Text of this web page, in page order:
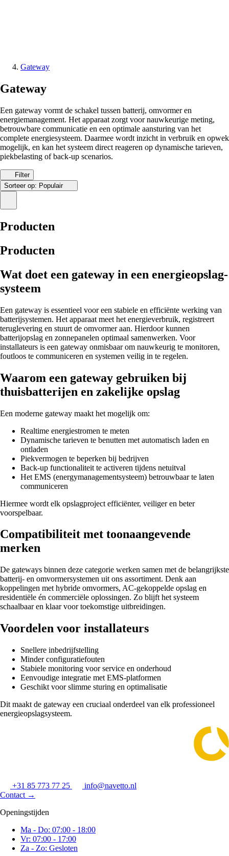
Gateway
Gateway
Een gateway vormt de schakel tussen batterij, omvormer en
energiemanagement. Het apparaat zorgt voor nauwkeurige meting,
betrouwbare communicatie en een optimale aansturing van het
complete energiesysteem. Daarmee wordt inzicht in verbruik en opwek
mogelijk, en kan het systeem direct reageren op dynamische tarieven,
piekbelasting of back-up scenarios.
Filter
Sorteer op: Populair
Producten
Producten
Wat doet een gateway in een energieopslag­
systeem
Een gateway is essentieel voor een stabiele en efficiënte werking van
batterijsystemen. Het apparaat meet het energieverbruik, registreert
teruglevering en stuurt de omvormer aan. Hierdoor kunnen
batterijopslag en zonnepanelen optimaal samenwerken. Voor
installateurs is een gateway onmisbaar om nauwkeurig te monitoren,
foutloos te communiceren en systemen veilig in te regelen.
Waarom een gateway gebruiken bij
thuisbatterijen en zakelijke opslag
Een moderne gateway maakt het mogelijk om:
Realtime energiestromen te meten
Dynamische tarieven te benutten met automatisch laden en
ontladen
Piekvermogen te beperken bij bedrijven
Back-up functionaliteit te activeren tijdens netuitval
Het EMS (energymanagementsysteem) betrouwbaar te laten
communiceren
Hiermee wordt elk opslagproject efficiënter, veiliger en beter
voorspelbaar.
Compatibiliteit met toonaangevende
merken
De gateways binnen deze categorie werken samen met de belangrijkste
batterij- en omvormersystemen uit ons assortiment. Denk aan
koppelingen met hybride omvormers, AC-gekoppelde opslag en
residentiële én commerciële oplossingen. Zo blijft het systeem
schaalbaar en klaar voor toekomstige uitbreidingen.
Voordelen voor installateurs
Snellere inbedrijfstelling
Minder configuratiefouten
Stabiele monitoring voor service en onderhoud
Eenvoudige integratie met EMS-platformen
Geschikt voor slimme sturing en optimalisatie
Dit maakt de gateway een cruciaal onderdeel van elk professioneel
energieopslagsysteem.
+31 85 773 77 25
info@navetto.nl
Contact →
Openingstijden
Ma - Do: 07:00 - 18:00
Vr: 07:00 - 17:00
Za - Zo: Gesloten